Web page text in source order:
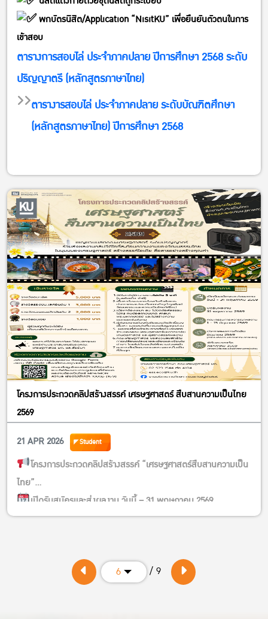
พกบัตรนิสิต/Application “NisitKU” เพื่อยืนยันตัวตนในการ
เข้าสอบ
ตารางการสอบไล่ ประจำภาคปลาย ปีการศึกษา 2568 ระดับ
ปริญญาตรี (หลักสูตรภาษาไทย)
ตารางารสอบไล่ ประจำภาคปลาย ระดับบัณฑิตศึกษา
(หลักสูตรภาษาไทย) ปีการศึกษา 2568
โครงการประกวดคลิปสร้างสรรค์ เศรษฐศาสตร์ สืบสานความเป็นไทย
2569
21 APR 2026
Student
โครงการประกวดคลิปสร้างสรรค์ “เศรษฐศาสตร์สืบสานความเป็น
ไทย”
เปิดรับสมัครและส่งผลงาน วันนี้ – 31 พฤษภาคม 2569
https://forms.gle/QFHRYAxfWufjR6rL9
1. มีสถานภาพเป็นนิสิตปริญญาตรี คณะเศรษฐศาสตร์ มหาวิทยาลัย
6 / 9